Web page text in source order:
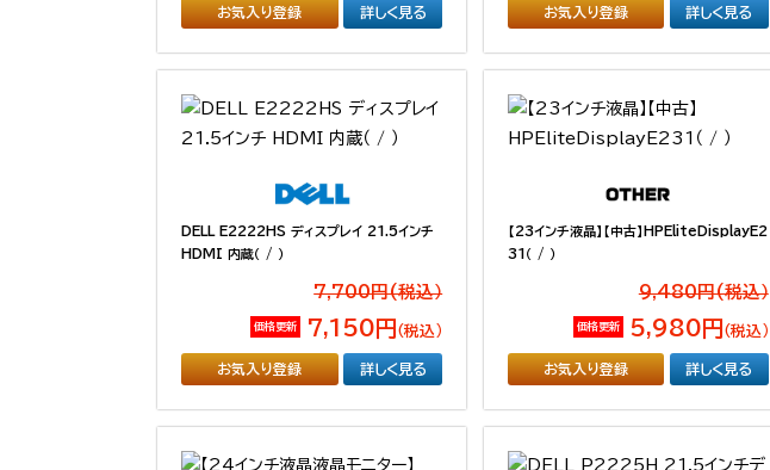
お気入り登録 詳しく見る お気入り登録 詳しく見る
DELL E2222HS ディスプレイ 21.5インチ
HDMI 内蔵（ / ）
7,700円(税込）
価格更新 7,150円 （税込）
お気入り登録 詳しく見る
【23インチ液晶】【中古】HPEliteDisplayE2
31（ / ）
9,480円(税込）
価格更新 5,980円 （税込）
お気入り登録 詳しく見る